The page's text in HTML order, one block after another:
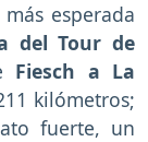
esperada
del Tour de
Fiesch a La
kilómetros;
fuerte, un